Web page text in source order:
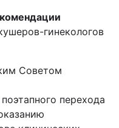
гинекологов
Советом
перехода